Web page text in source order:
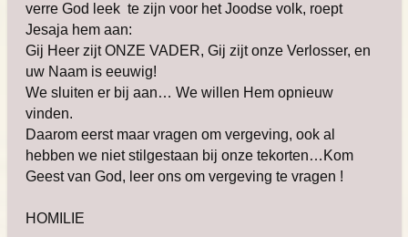
verre God leek te zijn voor het Joodse volk, roept
Jesaja hem aan:
Gij Heer zijt ONZE VADER, Gij zijt onze Verlosser, en
uw Naam is eeuwig!
We sluiten er bij aan… We willen Hem opnieuw
vinden.
Daarom eerst maar vragen om vergeving, ook al
hebben we niet stilgestaan bij onze tekorten…Kom
Geest van God, leer ons om vergeving te vragen !
HOMILIE